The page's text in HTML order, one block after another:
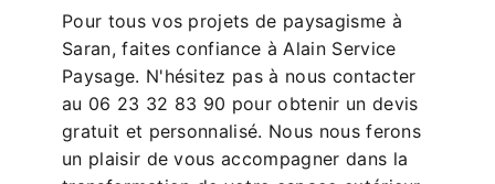
Pour tous vos projets de paysagisme à
Saran, faites confiance à Alain Service
Paysage. N'hésitez pas à nous contacter
au 06 23 32 83 90 pour obtenir un devis
gratuit et personnalisé. Nous nous ferons
un plaisir de vous accompagner dans la